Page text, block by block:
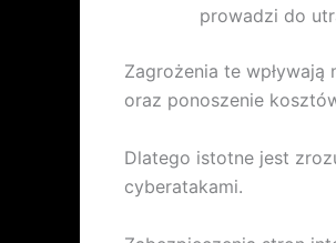
prowadzi do
Zagrożenia te
oraz ponoszenie
Dlatego istotne jest
cyberatakami.